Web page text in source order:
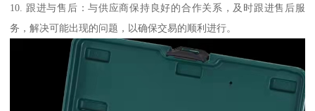
10. 跟进与售后：与供应商保持良好的合作关系，及时跟进售后服
务，解决可能出现的问题，以确保交易的顺利进行。